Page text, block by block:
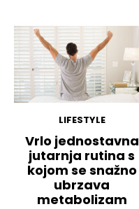
LIFESTYLE
Vrlo jednostavna
jutarnja rutina s
kojom se snažno
ubrzava
metabolizam